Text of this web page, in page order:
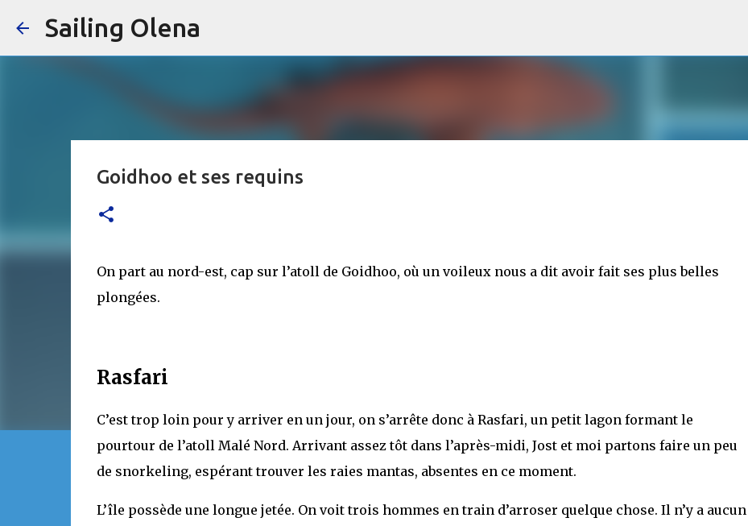
Sailing Olena
Goidhoo et ses requins
On part au nord-est, cap sur l’atoll de Goidhoo, où un voileux nous a dit avoir fait ses plus belles
plongées.
Rasfari
C’est trop loin pour y arriver en un jour, on s’arrête donc à Rasfari, un petit lagon formant le
pourtour de l’atoll Malé Nord. Arrivant assez tôt dans l’après-midi, Jost et moi partons faire un peu
de snorkeling, espérant trouver les raies mantas, absentes en ce moment.
L’île possède une longue jetée. On voit trois hommes en train d’arroser quelque chose. Il n’y a aucun